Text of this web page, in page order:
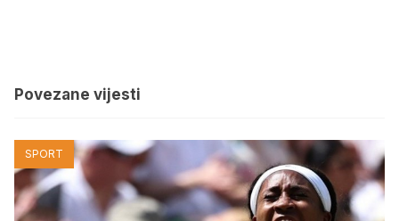
Povezane vijesti
SPORT